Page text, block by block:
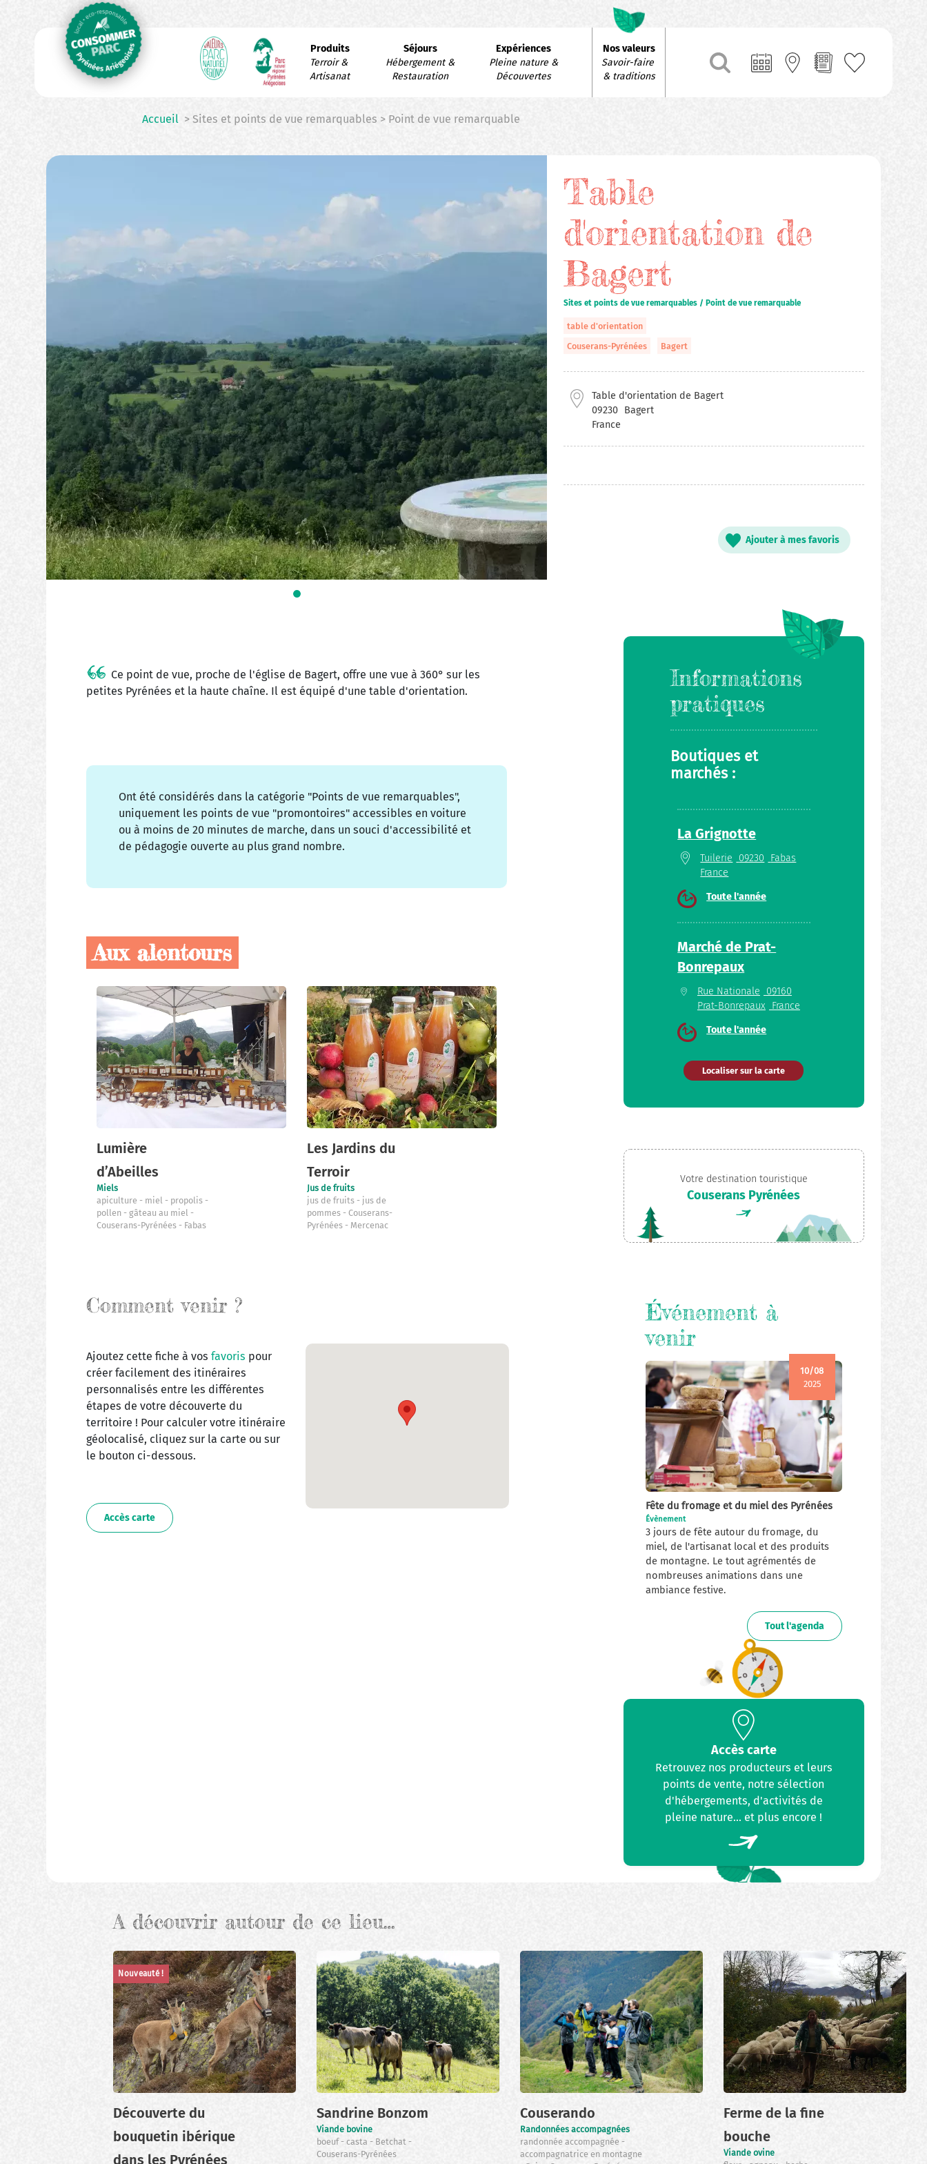
Navigation
principale
Produits
Terroir &
Artisanat
Séjours
Hébergement &
Restauration
Expériences
Pleine nature &
Découvertes
Nos valeurs
Savoir-faire
& traditions
Accueil > Sites et points de vue remarquables > Point de vue remarquable
Ce point de vue, proche de l'église de Bagert, offre une vue à 360° sur les
petites Pyrénées et la haute chaîne. Il est équipé d'une table d'orientation.
Ont été considérés dans la catégorie "Points de vue remarquables",
uniquement les points de vue "promontoires" accessibles en voiture
ou à moins de 20 minutes de marche, dans un souci d'accessibilité et
de pédagogie ouverte au plus grand nombre.
Aux alentours
Nos
producteurs
locaux
Lumière
d’Abeilles
Miels
apiculture
miel
propolis
pollen
gâteau au miel
Couserans-Pyrénées
Fabas
Les Jardins du
Terroir
Jus de fruits
jus de fruits jus de
pommes Couserans-
Pyrénées Mercenac
Comment venir ?
Ajoutez cette fiche à vos favoris pour
créer facilement des itinéraires
personnalisés entre les différentes
étapes de votre découverte du
territoire ! Pour calculer votre itinéraire
géolocalisé, cliquez sur la carte ou sur
le bouton ci-dessous.
Accès carte
Table
d'orientation de
Bagert
Sites et points de vue remarquables / Point de vue remarquable
table d'orientation
Couserans-Pyrénées
Bagert
Table d'orientation de Bagert
09230
Bagert
France
Ajouter à mes favoris
Informations
pratiques
Boutiques et
marchés :
La Grignotte
Tuilerie 09230
Fabas
France
Toute l'année
Marché de Prat-
Bonrepaux
Rue Nationale
09160
Prat-Bonrepaux France
Toute l'année
Localiser sur la carte
Votre destination touristique
Couserans Pyrénées
Événement à
venir
10/08
2025
Fête du fromage et du miel des Pyrénées
Évènement
3 jours de fête autour du fromage, du
miel, de l'artisanat local et des produits
de montagne. Le tout agrémentés de
nombreuses animations dans une
ambiance festive.
Tout l'agenda
Accès carte
Retrouvez nos producteurs et leurs
points de vente, notre sélection
d'hébergements, d'activités de
pleine nature... et plus encore !
A découvrir autour de ce lieu…
Nouveauté !
Découverte du
bouquetin ibérique
dans les Pyrénées
Sandrine Bonzom
Viande bovine
boeuf casta Betchat
Couserans-Pyrénées
Couserando
Randonnées accompagnées
randonnée accompagnée
accompagnatrice en montagne
Ferme de la fine
bouche
Viande ovine